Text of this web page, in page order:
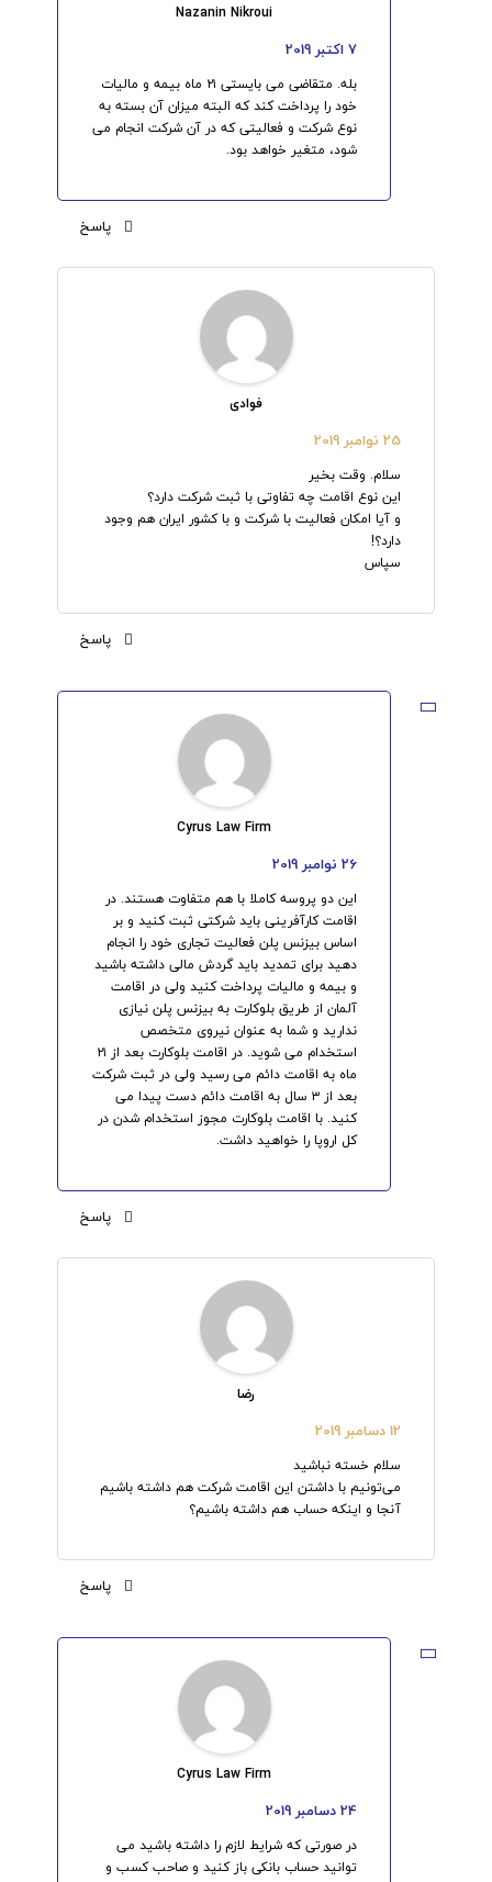
Nazanin Nikroui
7 اکتبر 2019
بله. متقاضی می بایستی ۲۱ ماه بیمه و مالیات
خود را پرداخت کند که البته میزان آن بسته به
نوع شرکت و فعالیتی که در آن شرکت انجام می
شود، متغیر خواهد بود.
پاسخ
فوادی
25 نوامبر 2019
سلام. وقت بخیر
این نوع اقامت چه تفاوتی با ثبت شرکت دارد؟
و آیا امکان فعالیت با شرکت و با کشور ایران هم وجود
دارد؟!
سپاس
پاسخ
Cyrus Law Firm
26 نوامبر 2019
این دو پروسه کاملا با هم متفاوت هستند. در
اقامت کارآفرینی باید شرکتی ثبت کنید و بر
اساس بیزنس پلن فعالیت تجاری خود را انجام
دهید برای تمدید باید گردش مالی داشته باشید
و بیمه و مالیات پرداخت کنید ولی در اقامت
آلمان از طریق بلوکارت به بیزنس پلن نیازی
ندارید و شما به عنوان نیروی متخصص
استخدام می شوید. در اقامت بلوکارت بعد از ۲۱
ماه به اقامت دائم می رسید ولی در ثبت شرکت
بعد از ۳ سال به اقامت دائم دست پیدا می
کنید. با اقامت بلوکارت مجوز استخدام شدن در
کل اروپا را خواهید داشت.
پاسخ
رضا
12 دسامبر 2019
سلام خسته نباشید
می‌تونیم با داشتن این اقامت شرکت هم داشته باشیم
آنجا و اینکه حساب هم داشته باشیم؟
پاسخ
Cyrus Law Firm
24 دسامبر 2019
در صورتی که شرایط لازم را داشته باشید می
توانید حساب بانکی باز کنید و صاحب کسب و